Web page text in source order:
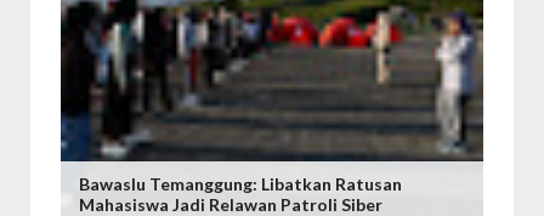
Bawaslu Temanggung: Libatkan Ratusan
Mahasiswa Jadi Relawan Patroli Siber